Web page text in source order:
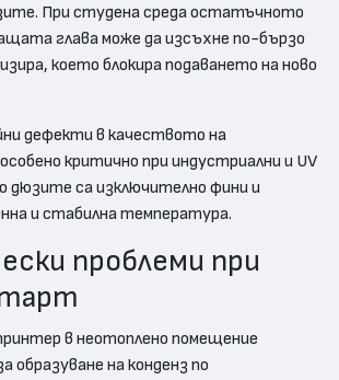
При студена среда остатъчното
глава може да изсъхне по-бързо
което блокира подаването на ново
дефекти в качеството на
критично при индустриални и UV
дюзите са изключително фини и
и стабилна температура.
проблеми при
в неотоплено помещение
образуване на конденз по